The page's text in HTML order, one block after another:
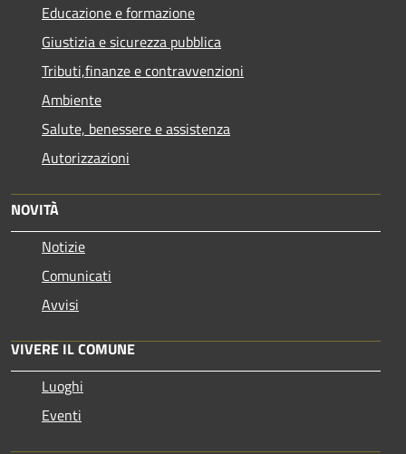
Educazione e formazione
Giustizia e sicurezza pubblica
Tributi,finanze e contravvenzioni
Ambiente
Salute, benessere e assistenza
Autorizzazioni
NOVITÀ
Notizie
Comunicati
Avvisi
VIVERE IL COMUNE
Luoghi
Eventi